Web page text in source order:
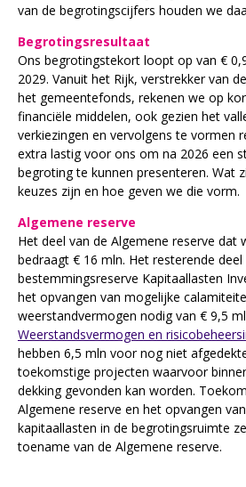
van de begrotingscijfers houden we
Begrotingsresultaat
Ons begrotingstekort loopt op van €
2029. Vanuit het Rijk, verstrekker van
het gemeentefonds, rekenen we op
financiële middelen, ook gezien het
verkiezingen en vervolgens te vormen
extra lastig voor ons om na 2026 een
begroting te kunnen presenteren. Wat
keuzes zijn en hoe geven we die vorm.
Algemene reserve
Het deel van de Algemene reserve dat
bedraagt € 16 mln. Het resterende
bestemmingsreserve Kapitaallasten
het opvangen van mogelijke
weerstandvermogen nodig van € 9,5
Weerstandsvermogen en
hebben 6,5 mln voor nog niet
toekomstige projecten waarvoor
dekking gevonden kan worden.
Algemene reserve en het opvangen
kapitaallasten in de begrotingsruimte
toename van de Algemene reserve.